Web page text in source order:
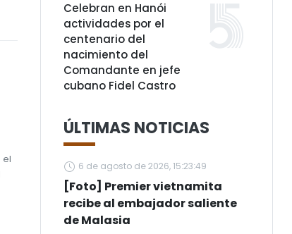
el
Celebran en Hanói
actividades por el
centenario del
nacimiento del
Comandante en jefe
cubano Fidel Castro
ÚLTIMAS NOTICIAS
6 de agosto de 2026, 15:23:49
[Foto] Premier vietnamita
recibe al embajador saliente
de Malasia